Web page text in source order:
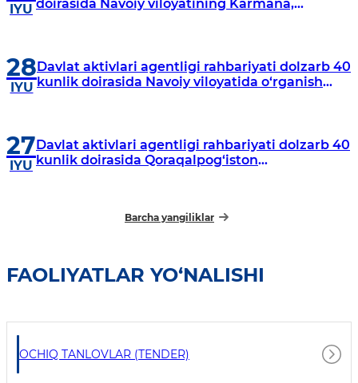
IYU doirasida Navoiy viloyatining Karmana,
28
IYU
Davlat aktivlari agentligi rahbariyati dolzarb 40
kunlik doirasida Navoiy viloyatida o‘rganish
27
IYU
Davlat aktivlari agentligi rahbariyati dolzarb 40
kunlik doirasida Qoraqalpog‘iston
Barcha yangiliklar
FAOLIYATLAR YO‘NALISHI
OCHIQ TANLOVLAR (TENDER)